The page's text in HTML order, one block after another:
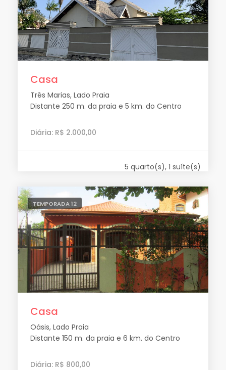
Casa
Três Marias, Lado Praia
Distante 250 m. da praia e 5 km. do Centro
Diária: R$ 2.000,00
5 quarto(s), 1 suíte(s)
TEMPORADA 12
Casa
Oásis, Lado Praia
Distante 150 m. da praia e 6 km. do Centro
Diária: R$ 800,00